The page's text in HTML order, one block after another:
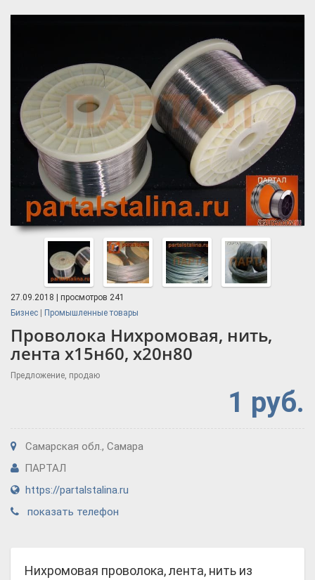
27.09.2018 | просмотров 241
Бизнес
Промышленные товары
Проволока Нихромовая, нить,
лента х15н60, х20н80
Предложение, продаю
1 руб.
Самарская обл., Самара
ПАРТАЛ
https://partalstalina.ru
показать телефон
Нихромовая проволока, лента, нить из